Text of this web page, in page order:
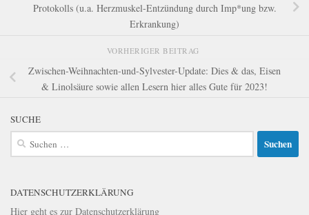
Protokolls (u.a. Herzmuskel-Entzündung durch Imp*ung bzw.
Erkrankung)
VORHERIGER BEITRAG
Zwischen-Weihnachten-und-Sylvester-Update: Dies & das, Eisen
& Linolsäure sowie allen Lesern hier alles Gute für 2023!
SUCHE
Suchen
nach:
DATENSCHUTZERKLÄRUNG
Hier geht es zur Datenschutzerklärung